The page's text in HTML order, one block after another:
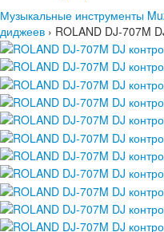
Музыкальные инструменты
диджеев › ROLAND DJ-707M